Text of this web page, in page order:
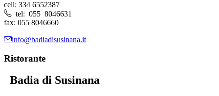
cell: 334 6552387
tel: 055 8046631
fax: 055 8046660
info@badiadisusinana.it
Ristorante
Badia di Susinana